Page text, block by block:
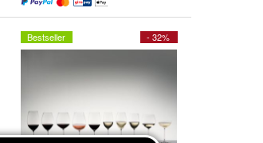
- 32%
Bestseller